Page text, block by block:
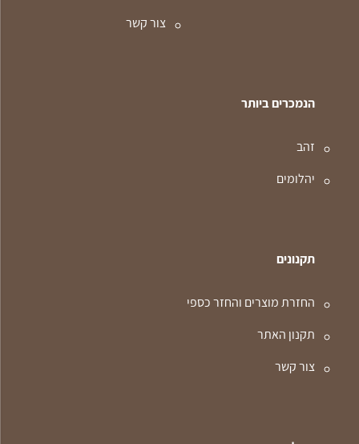
צור קשר
הנמכרים ביותר
זהב
יהלומים
תקנונים
החזרת מוצרים והחזר כספי
תקנון האתר
צור קשר